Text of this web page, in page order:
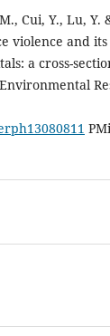
Cui, Y., Lu, Y.
violence and
a cross-